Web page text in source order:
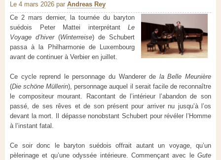
Le 4 mars 2026 par Andreas Rey
Ce 2 mars dernier, la tournée du baryton
suédois Peter Mattei interprétant Le
Voyage d’hiver(Winterreise) de Schubert
passa à la Philharmonie de Luxembourg
avant de continuer à Verbier en juillet.
Ce cycle reprend le personnage du Wanderer de la Belle Meunière
(Die schöne Müllerin), personnage auquel il serait facile de reconnaître
le compositeur mourant. Racontant de l’intérieur l’abandon de son
passé, de ses rêves et de son présent pour arriver nu jusqu’à l’os
devant la mort. Il dépasse nonobstant Schubert pour révéler l’Homme
à l’instant fatal.
Ce soir donc le baryton suédois offrait autant un voyage, qu’un
pèlerinage et qu’une odyssée intérieure. Commençant avec le Gute